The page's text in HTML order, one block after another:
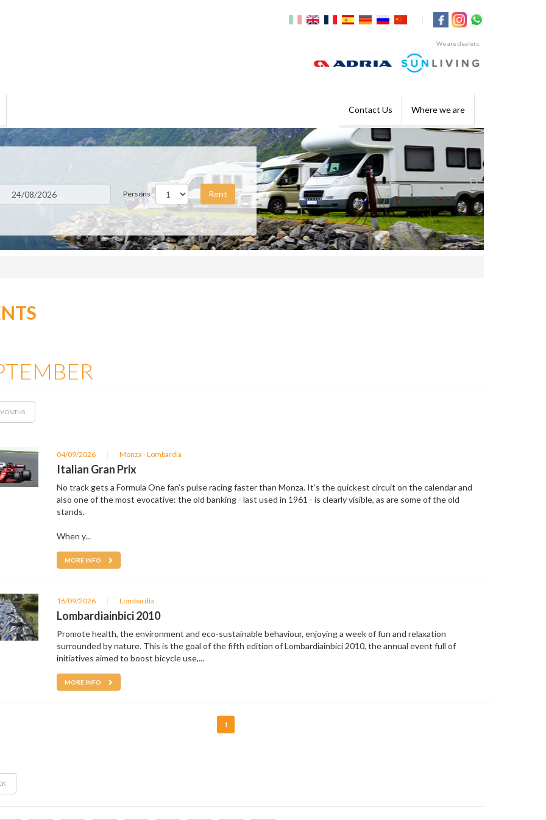
We are dealers:
|
Contact Us Where we are
Persons Rent
04/09/2026 | Monza - Lombardia
Italian Gran Prix
No track gets a Formula One fan's pulse racing faster than Monza. It’s the quickest circuit on the calendar and
also one of the most evocative: the old banking - last used in 1961 - is clearly visible, as are some of the old
stands.
When y...
MORE INFO
16/09/2026 | Lombardia
Lombardiainbici 2010
Promote health, the environment and eco-sustainable behaviour, enjoying a week of fun and relaxation
surrounded by nature. This is the goal of the fifth edition of Lombardiainbici 2010, the annual event full of
initiatives aimed to boost bicycle use,...
MORE INFO
1